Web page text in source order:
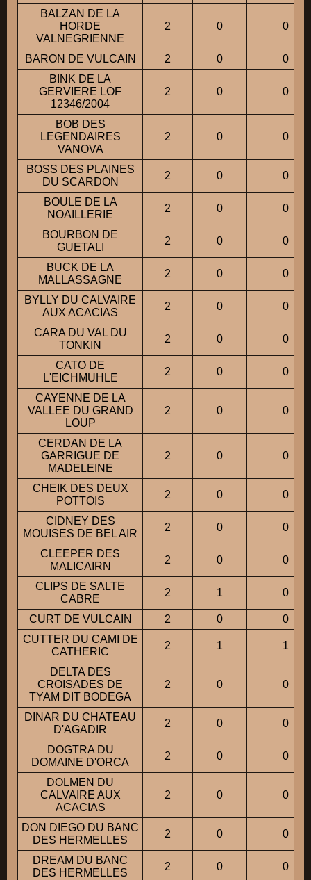
BALZAN DE LA
HORDE
VALNEGRIENNE
2 0 0
BARON DE VULCAIN 2 0
0
BINK DE LA
GERVIERE LOF
12346/2004
2 0 0
BOB DES
LEGENDAIRES
VANOVA
2 0 0
BOSS DES PLAINES
DU SCARDON
2 0 0
BOULE DE LA
NOAILLERIE
2 0 0
BOURBON DE
GUETALI
2 0 0
BUCK DE LA
MALLASSAGNE
2 0 0
BYLLY DU CALVAIRE
AUX ACACIAS
2 0 0
CARA DU VAL DU
TONKIN
2 0 0
CATO DE
L'EICHMUHLE
2 0 0
CAYENNE DE LA
VALLEE DU GRAND
LOUP
2 0 0
CERDAN DE LA
GARRIGUE DE
MADELEINE
2 0 0
CHEIK DES DEUX
POTTOIS
2 0 0
CIDNEY DES
MOUISES DE BEL AIR
2 0 0
CLEEPER DES
MALICAIRN
2 0 0
CLIPS DE SALTE
CABRE
2 1 0
CURT DE VULCAIN 2 0
0
CUTTER DU CAMI DE
CATHERIC
2 1 1
DELTA DES
CROISADES DE
TYAM DIT BODEGA
2 0 0
DINAR DU CHATEAU
D'AGADIR
2 0 0
DOGTRA DU
DOMAINE D'ORCA
2 0 0
DOLMEN DU
CALVAIRE AUX
ACACIAS
2 0 0
DON DIEGO DU BANC
DES HERMELLES
2 0 0
DREAM DU BANC
DES HERMELLES
2 0 0